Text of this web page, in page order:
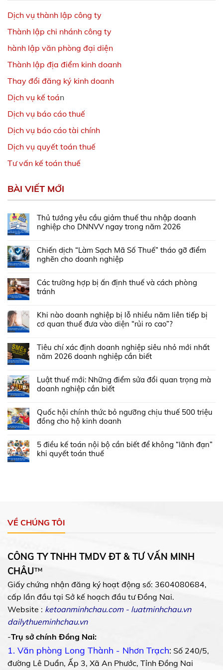
Dịch vụ thành lập công ty
Thành lập chi nhánh công ty
hành lập văn phòng đại diện
Thành lập địa điểm kinh doanh
Thay đổi đăng ký kinh doanh
Dịch vụ kế toán
Dịch vụ báo cáo thuế
Dịch vụ báo cáo tài chính
Dịch vụ quyết toán thuế
Tư vấn kế toán thuế
BÀI VIẾT MỚI
Thủ tướng yêu cầu giảm thuế thu nhập doanh
nghiệp cho DNNVV ngay trong năm 2026
Chiến dịch “Làm Sạch Mã Số Thuế” tháo gỡ điểm
nghẽn cho doanh nghiệp
Các trường hợp bị ấn định thuế và cách phòng
tránh
Khi nào doanh nghiệp bị lỗ nhiều năm liên tiếp bị
cơ quan thuế đưa vào diện “rủi ro cao”?
Tiêu chí xác định doanh nghiệp siêu nhỏ mới nhất
năm 2026 doanh nghiệp cần biết
Luật thuế mới: Những điểm sửa đổi quan trọng mà
doanh nghiệp cần biết
Quốc hội chính thức bỏ ngưỡng chịu thuế 500 triệu
đồng cho hộ kinh doanh
5 điều kế toán nội bộ cần biết để không “lãnh đạn”
khi quyết toán thuế
VỀ CHÚNG TÔI
CÔNG TY TNHH TMDV ĐT & TƯ VẤN MINH
CHÂU™
Giấy chứng nhận đăng ký hoạt động số: 3604080684,
cấp lần đầu tại Sở kế hoạch đầu tư Đồng Nai.
Website : ketoanminhchau.com- luatminhchau.vn
dailythueminhchau.vn
-Trụ sở chính Đồng Nai:
1. Văn phòng Long Thành - Nhơn Trạch: Số 240/5,
đường Lê Duẩn, Ấp 3, Xã An Phước, Tỉnh Đồng Nai